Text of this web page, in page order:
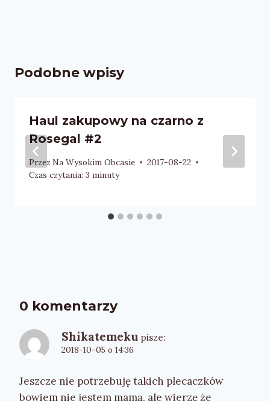
Podobne wpisy
Haul zakupowy na czarno z
Rosegal #2
Przez Na Wysokim Obcasie
2017-08-22
Czas czytania: 3 minuty
0 komentarzy
Shikatemeku pisze:
2018-10-05 o 14:36
Jeszcze nie potrzebuję takich plecaczków
bowiem nie jestem mamą, ale wierzę że